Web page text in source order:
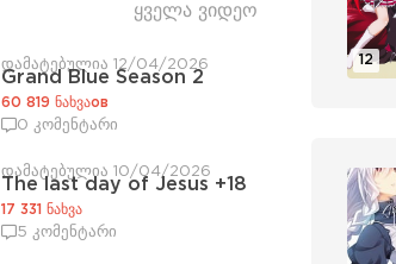
12
1
ყველა ვიდეო
დამატებულია 12/04/2026
Grand Blue Season 2
60 819 ნახვაов
0 კომენტარი
დამატებულია 10/04/2026
The last day of Jesus +18
17 331 ნახვა
5 კომენტარი